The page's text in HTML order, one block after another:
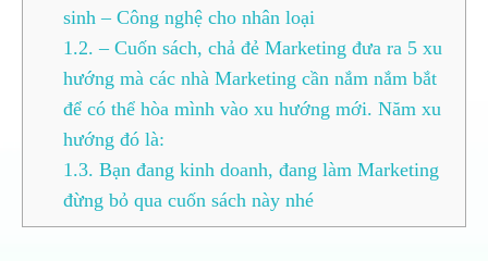
sinh – Công nghệ cho nhân loại
1.2. – Cuốn sách, chả đẻ Marketing đưa ra 5 xu
hướng mà các nhà Marketing cần nắm nắm bắt
để có thể hòa mình vào xu hướng mới. Năm xu
hướng đó là:
1.3. Bạn đang kinh doanh, đang làm Marketing
đừng bỏ qua cuốn sách này nhé